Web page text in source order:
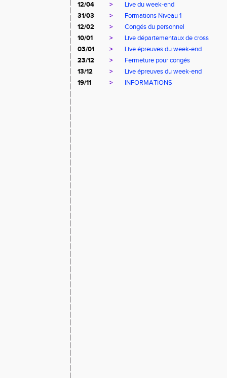
12/04
>
Live du week-end
31/03
>
Formations Niveau 1
12/02
>
Congés du personnel
10/01
>
Live départementaux de cross
03/01
>
Live épreuves du week-end
23/12
>
Fermeture pour congés
13/12
>
Live épreuves du week-end
19/11
> INFORMATIONS